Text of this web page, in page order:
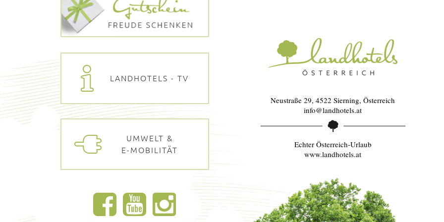
LANDHOTELS - TV
UMWELT &
E-MOBILITÄT
Neustraße 29, 4522 Sierning, Österreich
info@landhotels.at
Echter Österreich-Urlaub
www.landhotels.at